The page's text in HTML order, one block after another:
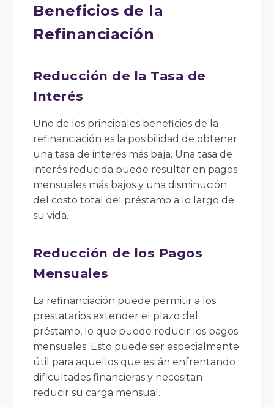
Beneficios de la
Refinanciación
Reducción de la Tasa de
Interés
Uno de los principales beneficios de la
refinanciación es la posibilidad de obtener
una tasa de interés más baja. Una tasa de
interés reducida puede resultar en pagos
mensuales más bajos y una disminución
del costo total del préstamo a lo largo de
su vida.
Reducción de los Pagos
Mensuales
La refinanciación puede permitir a los
prestatarios extender el plazo del
préstamo, lo que puede reducir los pagos
mensuales. Esto puede ser especialmente
útil para aquellos que están enfrentando
dificultades financieras y necesitan
reducir su carga mensual.